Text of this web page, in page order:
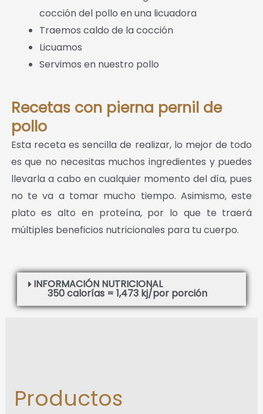
cocción del pollo en una licuadora
Traemos caldo de la cocción
Licuamos
Servimos en nuestro pollo
Recetas con pierna pernil de
pollo
Esta receta es sencilla de realizar, lo mejor de todo
es que no necesitas muchos ingredientes y puedes
llevarla a cabo en cualquier momento del día, pues
no te va a tomar mucho tiempo. Asimismo, este
plato es alto en proteína, por lo que te traerá
múltiples beneficios nutricionales para tu cuerpo.
INFORMACIÓN NUTRICIONAL
350 calorías = 1,473 kj/por porción
Productos